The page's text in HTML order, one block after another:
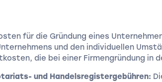
für die Gründung eines
und den individuellen
die bei einer Firmengründung in
und Handelsregistergebühren: